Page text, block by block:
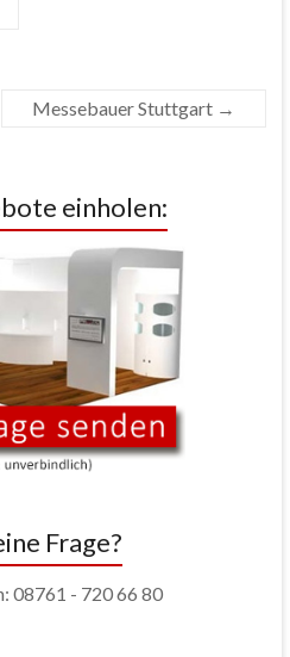
Messebauer Stuttgart →
einholen:
Frage?
08761 - 720 66 80